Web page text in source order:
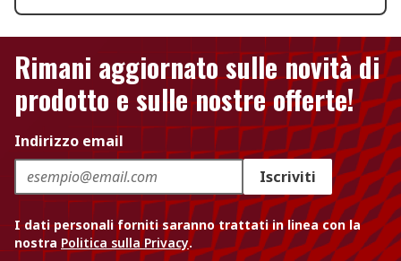
Rimani aggiornato sulle novità di
prodotto e sulle nostre offerte!
Indirizzo email
Iscriviti
I dati personali forniti saranno trattati in linea con la
nostra Politica sulla Privacy.